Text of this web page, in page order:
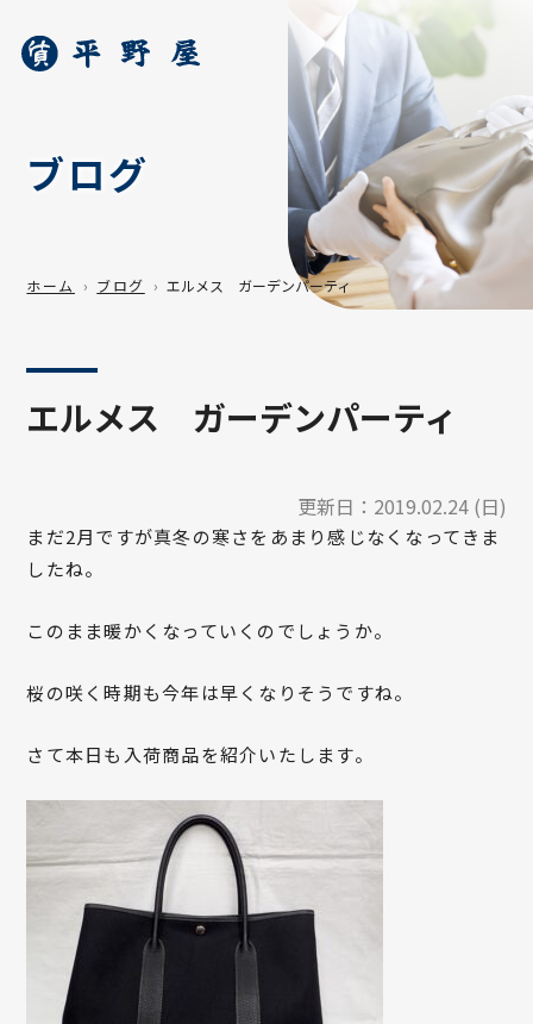
ブログ
ホーム ブログ エルメス ガーデンパーティ
エルメス ガーデンパーティ
更新日： 2019.02.24 (日)
まだ2月ですが真冬の寒さをあまり感じなくなってきま
したね。
このまま暖かくなっていくのでしょうか。
桜の咲く時期も今年は早くなりそうですね。
さて本日も入荷商品を紹介いたします。